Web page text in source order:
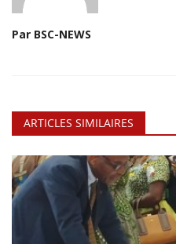
Par BSC-NEWS
ARTICLES SIMILAIRES